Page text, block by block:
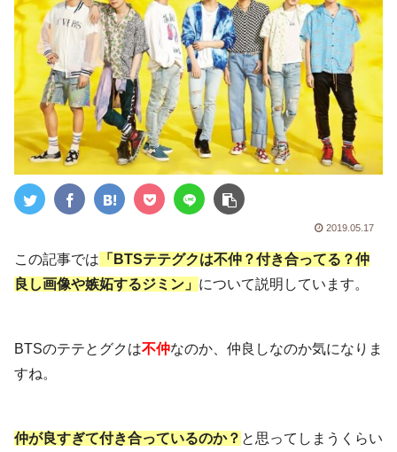
2019.05.17
この記事では 「BTSテテグクは不仲？付き合ってる？仲
良し画像や嫉妬するジミン」 について説明しています。
BTSのテテとグクは不仲なのか、仲良しなのか気になりま
すね。
仲が良すぎて付き合っているのか？ と思ってしまうくらい